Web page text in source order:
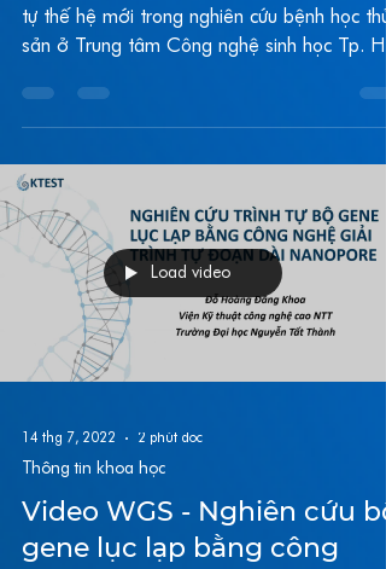
Báo cáo chủ đề "Ứng dụng kỹ thuật giải
tự thế hệ mới trong nghiên cứu bệnh học
sản ở Trung tâm Công nghệ sinh học Tp.
Load video
14 thg 7, 2022 2 phút đọc
Thông tin khoa học
Video WGS - Nghiên cứu bộ